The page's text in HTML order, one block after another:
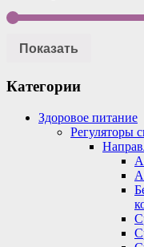
Показать
Категории
Здоровое питание
Регуляторы